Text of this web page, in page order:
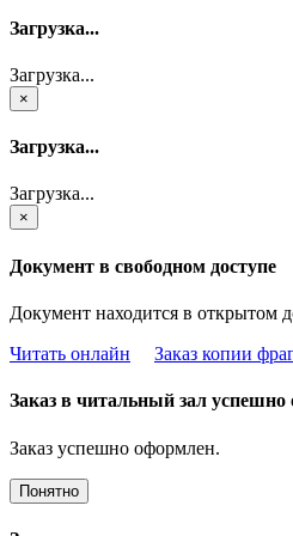
Загрузка...
Загрузка...
×
Загрузка...
Загрузка...
×
Документ в свободном доступе
Документ находится в открытом
Читать онлайн
Заказ копии
Заказ в читальный зал
Заказ успешно оформлен.
Понятно